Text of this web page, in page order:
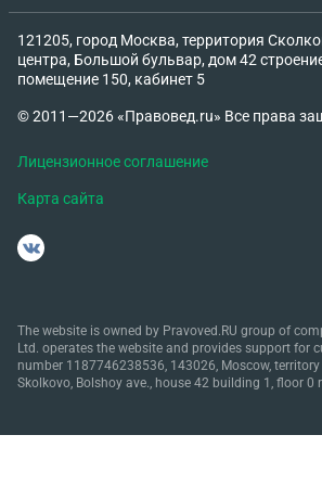
госпитализацию во время учёбы
отсрочки? Могу ли я законно перенести
сотрудников военкомата (угрозы,
ситуации, чтобы не нарушить
право на освобождение по
121205, город Москва, территория
центра, Большой бульвар, дом 42
помещение 150, кабинет 5
© 2011—2026 «Правовед.ru» Все права
Лицензионное соглашение
Карта сайта
The website is owned by Pravoved.RU group of
Ltd. operates the website and provides support for
number 1187746238536, 143026, Moscow,
Skolkovo, Bolshoy ave., house 42 building 1, floor 0